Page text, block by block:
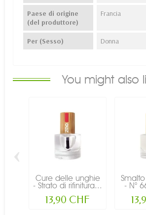
Paese di origine
(del produttore)
Francia
Per (Sesso) Donna
You might also
Cure delle unghie
- Strato di rifinitura...
13,90 CHF
- N°
‹